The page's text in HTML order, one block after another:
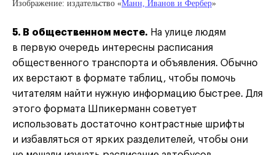
Изображение: издательство «Манн, Иванов и Фербер»
5. В общественном месте. На улице людям
в первую очередь интересны расписания
общественного транспорта и объявления. Обычно
их верстают в формате таблиц, чтобы помочь
читателям найти нужную информацию быстрее. Для
этого формата Шпикерманн советует
использовать достаточно контрастные шрифты
и избавляться от ярких разделителей, чтобы они